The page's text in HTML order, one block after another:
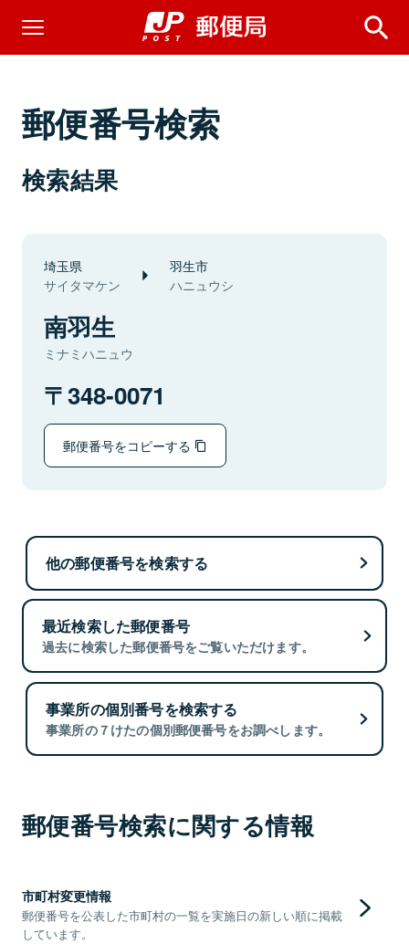
郵便番号検索
検索結果
埼玉県
サイタマケン
羽生市
ハニュウシ
南羽生
ミナミハニュウ
348-0071
郵便番号をコピーする
他の郵便番号を検索する
最近検索した郵便番号
過去に検索した郵便番号をご覧いただけます。
事業所の個別番号を検索する
事業所の７けたの個別郵便番号をお調べします。
郵便番号検索に関する情報
市町村変更情報
郵便番号を公表した市町村の一覧を実施日の新しい順に掲載
しています。